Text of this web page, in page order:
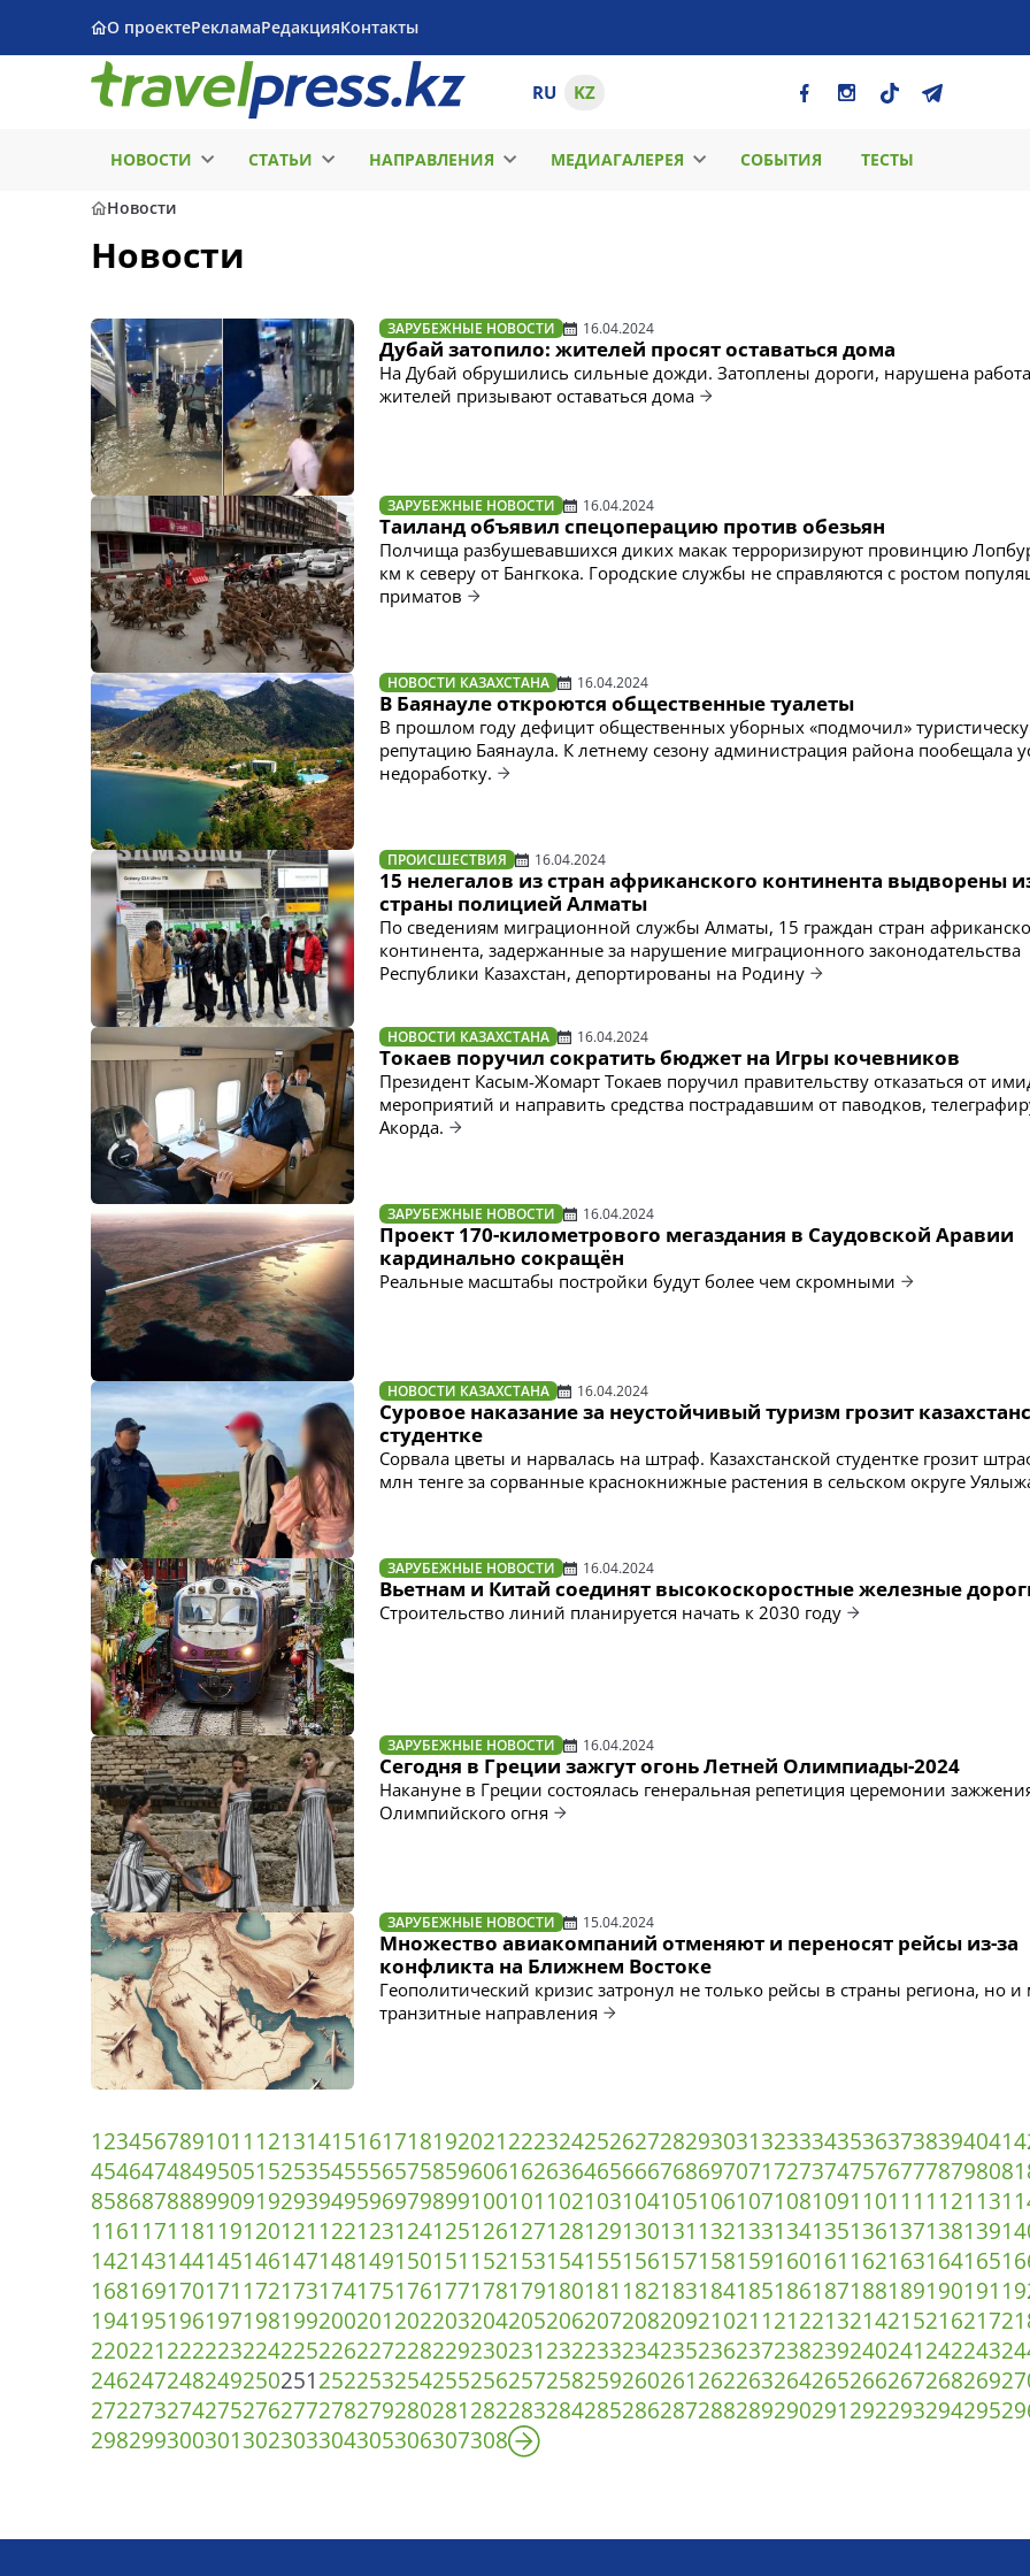
О проектеРекламаРедакцияКонтакты
RU KZ
НОВОСТИ СТАТЬИ НАПРАВЛЕНИЯ МЕДИАГАЛЕРЕЯ СОБЫТИЯ ТЕСТЫ
Новости
Новости
ЗАРУБЕЖНЫЕ НОВОСТИ 16.04.2024
Дубай затопило: жителей просят оставаться дома
На Дубай обрушились сильные дожди. Затоплены дороги, нарушена
жителей призывают оставаться дома
ЗАРУБЕЖНЫЕ НОВОСТИ 16.04.2024
Таиланд объявил спецоперацию против обезьян
Полчища разбушевавшихся диких макак терроризируют провинцию
км к северу от Бангкока. Городские службы не справляются с ростом
приматов
НОВОСТИ КАЗАХСТАНА 16.04.2024
В Баянауле откроются общественные туалеты
В прошлом году дефицит общественных уборных «подмочил»
репутацию Баянаула. К летнему сезону администрация района пообещала
недоработку.
ПРОИСШЕСТВИЯ 16.04.2024
15 нелегалов из стран африканского континента выдворены
страны полицией Алматы
По сведениям миграционной службы Алматы, 15 граждан стран
континента, задержанные за нарушение миграционного законодательства
Республики Казахстан, депортированы на Родину
НОВОСТИ КАЗАХСТАНА 16.04.2024
Токаев поручил сократить бюджет на Игры кочевников
Президент Касым-Жомарт Токаев поручил правительству отказаться от
мероприятий и направить средства пострадавшим от паводков,
Акорда.
ЗАРУБЕЖНЫЕ НОВОСТИ 16.04.2024
Проект 170-километрового мегаздания в Саудовской Аравии
кардинально сокращён
Реальные масштабы постройки будут более чем скромными
НОВОСТИ КАЗАХСТАНА 16.04.2024
Суровое наказание за неустойчивый туризм грозит
студентке
Сорвала цветы и нарвалась на штраф. Казахстанской студентке грозит
млн тенге за сорванные краснокнижные растения в сельском округе
ЗАРУБЕЖНЫЕ НОВОСТИ 16.04.2024
Вьетнам и Китай соединят высокоскоростные железные
Строительство линий планируется начать к 2030 году
ЗАРУБЕЖНЫЕ НОВОСТИ 16.04.2024
Сегодня в Греции зажгут огонь Летней Олимпиады-2024
Накануне в Греции состоялась генеральная репетиция церемонии
Олимпийского огня
ЗАРУБЕЖНЫЕ НОВОСТИ 15.04.2024
Множество авиакомпаний отменяют и переносят рейсы из-за
конфликта на Ближнем Востоке
Геополитический кризис затронул не только рейсы в страны региона, но и
транзитные направления
1234567891011 121314151617181920212223242526272829303132333435363738394041
45464748495051525354555657585960616263646566676869707172737475767778798081
858687888990919293949596979899100101 102103104105106107108109110111 112113
116117118119120121 122123124125126127128129130131 132133134135136137138139
142143144145146147148149150151 152153154155156157158159160161 162163164165
168169170171 172173174175176177178179180181 182183184185186187188189190191
194195196197198199200201202203204205206207208209210211212213214215216217
220221222223224225226227228229230231232233234235236237238239240241242243
246247248249250251252253254255256257258259260261262263264265266267268269
272273274275276277278279280281282283284285286287288289290291292293294295
298299300301302303304305306307308